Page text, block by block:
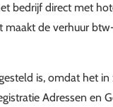
bedrijf direct met
de verhuur
is, omdat het
Adressen en